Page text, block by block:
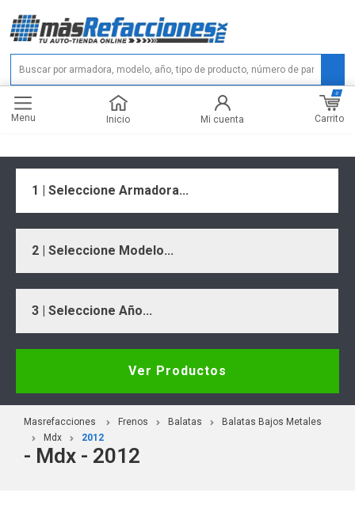
Menu Inicio Mi cuenta Carrito
0
1 | Seleccione Armadora...
2 | Seleccione Modelo...
3 | Seleccione Año...
Ver Productos
Masrefacciones Frenos Balatas
Balatas Bajos Metales
Mdx
2012
- Mdx - 2012